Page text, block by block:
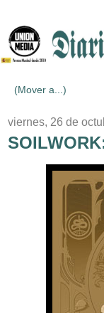
viernes, 26 de